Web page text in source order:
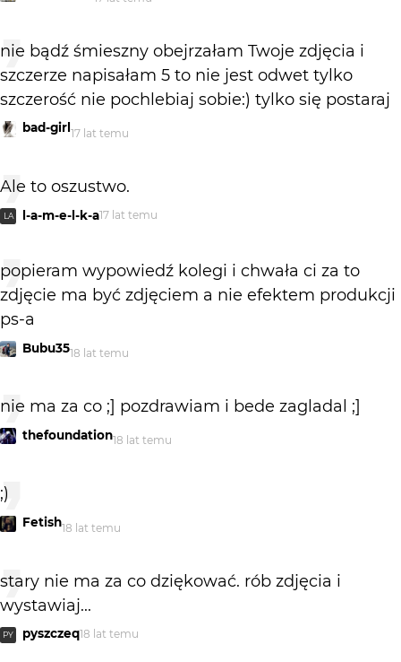
nie bądź śmieszny obejrzałam Twoje zdjęcia i
szczerze napisałam 5 to nie jest odwet tylko
szczerość nie pochlebiaj sobie:) tylko się postaraj
bad-girl 17 lat temu
Ale to oszustwo.
LA l-a-m-e-l-k-a17 lat temu
popieram wypowiedź kolegi i chwała ci za to
zdjęcie ma być zdjęciem a nie efektem produkcji
ps-a
Bubu3518 lat temu
nie ma za co ;] pozdrawiam i bede zagladal ;]
thefoundation18 lat temu
;)
Fetish18 lat temu
stary nie ma za co dziękować. rób zdjęcia i
wystawiaj...
PY pyszczeq18 lat temu